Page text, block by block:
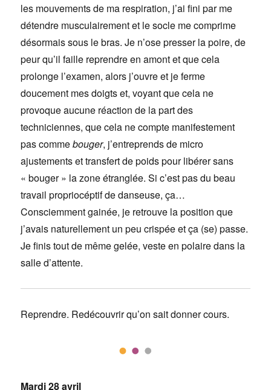
les mouvements de ma respiration, j’ai fini par me
détendre musculairement et le socle me comprime
désormais sous le bras. Je n’ose presser la poire, de
peur qu’il faille reprendre en amont et que cela
prolonge l’examen, alors j’ouvre et je ferme
doucement mes doigts et, voyant que cela ne
provoque aucune réaction de la part des
techniciennes, que cela ne compte manifestement
pas commebouger, j’entreprends de micro
ajustements et transfert de poids pour libérer sans
« bouger » la zone étranglée. Si c’est pas du beau
travail propriocéptif de danseuse, ça…
Consciemment gainée, je retrouve la position que
j’avais naturellement un peu crispée et ça (se) passe.
Je finis tout de même gelée, veste en polaire dans la
salle d’attente.
Reprendre. Redécouvrir qu’on sait donner cours.
Mardi 28 avril